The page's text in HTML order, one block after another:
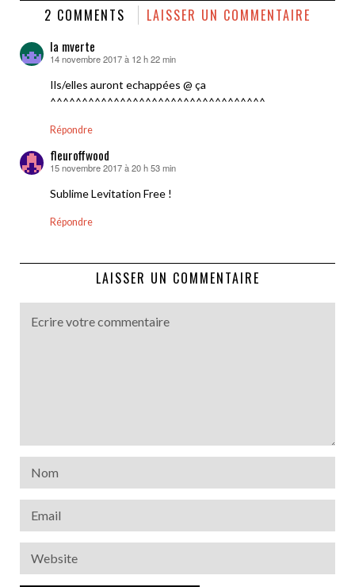
2 COMMENTS LAISSER UN COMMENTAIRE
la mverte
dit :
14 novembre 2017 à 12 h 22 min
Ils/elles auront echappées @ ça
^^^^^^^^^^^^^^^^^^^^^^^^^^^^^^^^^^
Répondre
fleuroffwood
dit :
15 novembre 2017 à 20 h 53 min
Sublime Levitation Free !
Répondre
LAISSER UN COMMENTAIRE